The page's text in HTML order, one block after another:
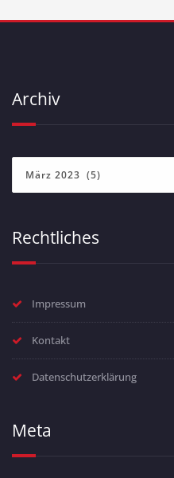
Archiv
Rechtliches
Impressum
Kontakt
Datenschutzerklärung
Meta